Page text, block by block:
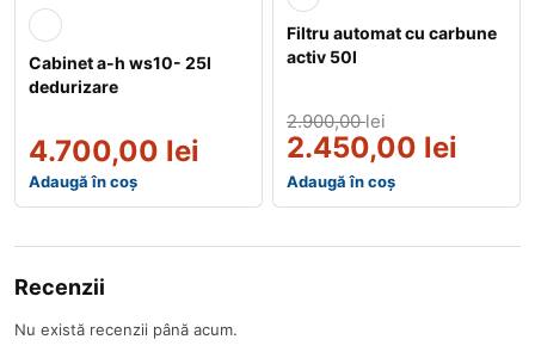
Cabinet a-h ws10- 25l
dedurizare
4.700,00 lei
Adaugă în coș
Filtru automat cu carbune
activ 50l
2.900,00lei
2.450,00 lei
Adaugă în coș
Recenzii
Nu există recenzii până acum.